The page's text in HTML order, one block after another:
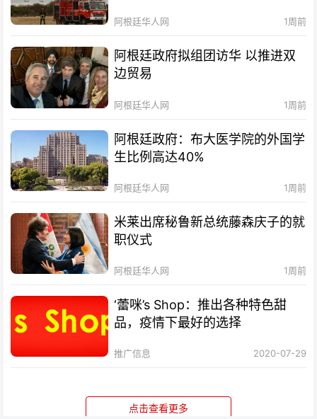
阿根廷华人网 1周前
阿根廷政府拟组团访华 以推进双
边贸易
阿根廷华人网 1周前
阿根廷政府：布大医学院的外国学
生比例高达40%
阿根廷华人网 1周前
米莱出席秘鲁新总统藤森庆子的就
职仪式
阿根廷华人网 1周前
‘蕾咪’s Shop：推出各种特色甜
品，疫情下最好的选择
推广信息 2020-07-29
点击查看更多